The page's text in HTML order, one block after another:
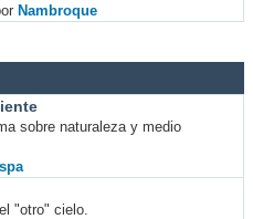
Nambroque
sobre naturaleza y medio
"otro" cielo.